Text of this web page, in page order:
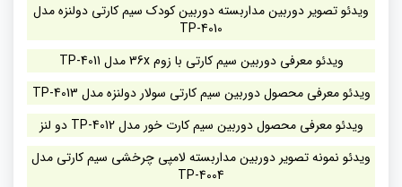
ویدئو تصویر دوربین مداربسته دوربین کودک سیم کارتی دولنزه مدل
TP-4010
ویدئو معرفی دوربین سیم کارتی با زوم 36x مدل TP-4011
ویدئو معرفی محصول دوربین سیم کارتی سولار دولنزه مدل TP-4013
ویدئو معرفی محصول دوربین سیم کارت خور مدل TP-4012 دو لنز
ویدئو نمونه تصویر دوربین مداربسته لامپی چرخشی سیم کارتی مدل
TP-4004